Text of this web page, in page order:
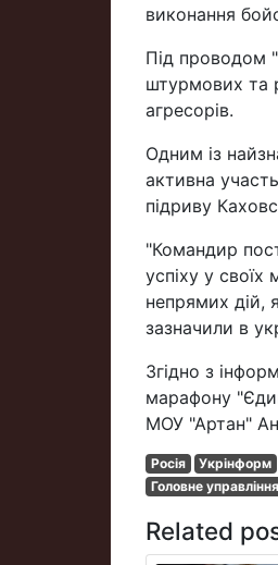
виконання
Під проводом
штурмових та
агресорів.
Одним із
активна
підриву
"Командир
успіху у своїх
непрямих дій,
зазначили в
Згідно з
марафону
МОУ "Артан"
Росія Укрінформ
Головне
Related